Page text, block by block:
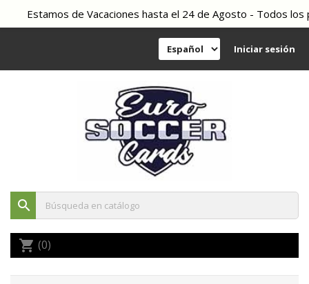
Estamos de Vacaciones hasta el 24 de Agosto - Todos los
Iniciar sesión
search
shopping_cart (0)